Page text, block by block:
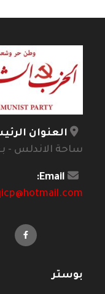
العنوان
ساحة الاندلس -
Email:
بوستر